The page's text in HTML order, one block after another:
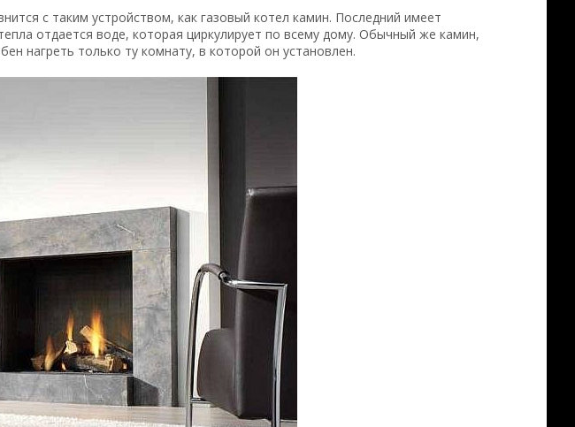
с таким устройством, как газовый котел камин. Последний имеет
отдается воде, которая циркулирует по всему дому. Обычный же камин,
нагреть только ту комнату, в которой он установлен.